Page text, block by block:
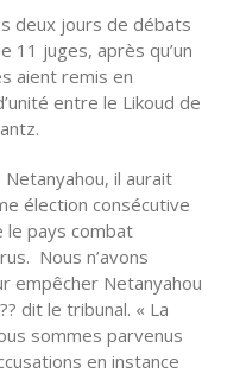
deux jours de débats
11 juges, après qu’un
aient remis en
entre le Likoud de
il aurait
élection consécutive
le pays combat
Nous n’avons
empêcher Netanyahou
dit le tribunal. « La
sommes parvenus
en instance